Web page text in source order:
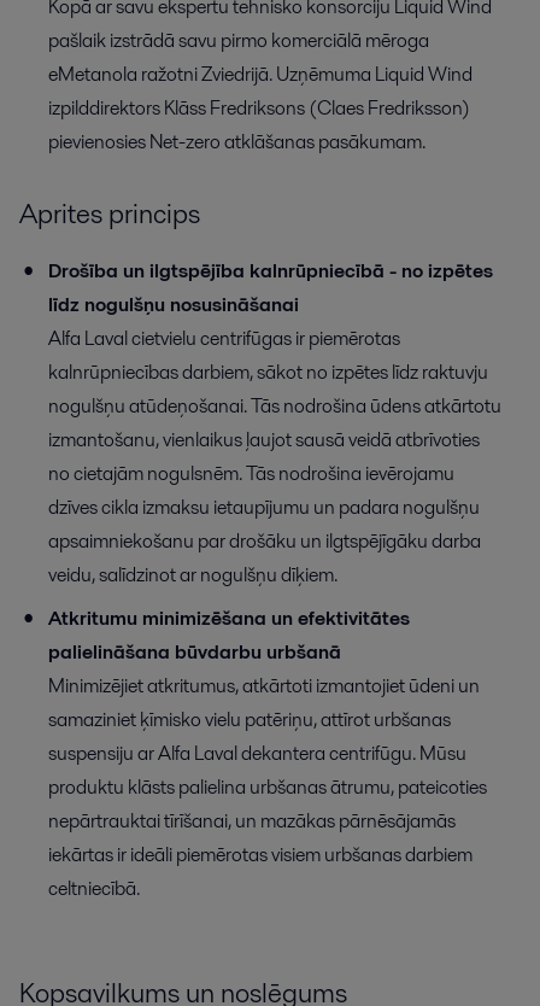
Kopā ar savu ekspertu tehnisko konsorciju Liquid Wind
pašlaik izstrādā savu pirmo komerciālā mēroga
eMetanola ražotni Zviedrijā. Uzņēmuma Liquid Wind
izpilddirektors Klāss Fredriksons (Claes Fredriksson)
pievienosies Net-zero atklāšanas pasākumam.
Aprites princips
Drošība un ilgtspējība kalnrūpniecībā - no izpētes
līdz nogulšņu nosusināšanai
Alfa Laval cietvielu centrifūgas ir piemērotas
kalnrūpniecības darbiem, sākot no izpētes līdz raktuvju
nogulšņu atūdeņošanai. Tās nodrošina ūdens atkārtotu
izmantošanu, vienlaikus ļaujot sausā veidā atbrīvoties
no cietajām nogulsnēm. Tās nodrošina ievērojamu
dzīves cikla izmaksu ietaupījumu un padara nogulšņu
apsaimniekošanu par drošāku un ilgtspējīgāku darba
veidu, salīdzinot ar nogulšņu dīķiem.
Atkritumu minimizēšana un efektivitātes
palielināšana būvdarbu urbšanā
Minimizējiet atkritumus, atkārtoti izmantojiet ūdeni un
samaziniet ķīmisko vielu patēriņu, attīrot urbšanas
suspensiju ar Alfa Laval dekantera centrifūgu. Mūsu
produktu klāsts palielina urbšanas ātrumu, pateicoties
nepārtrauktai tīrīšanai, un mazākas pārnēsājamās
iekārtas ir ideāli piemērotas visiem urbšanas darbiem
celtniecībā.
Kopsavilkums un noslēgums